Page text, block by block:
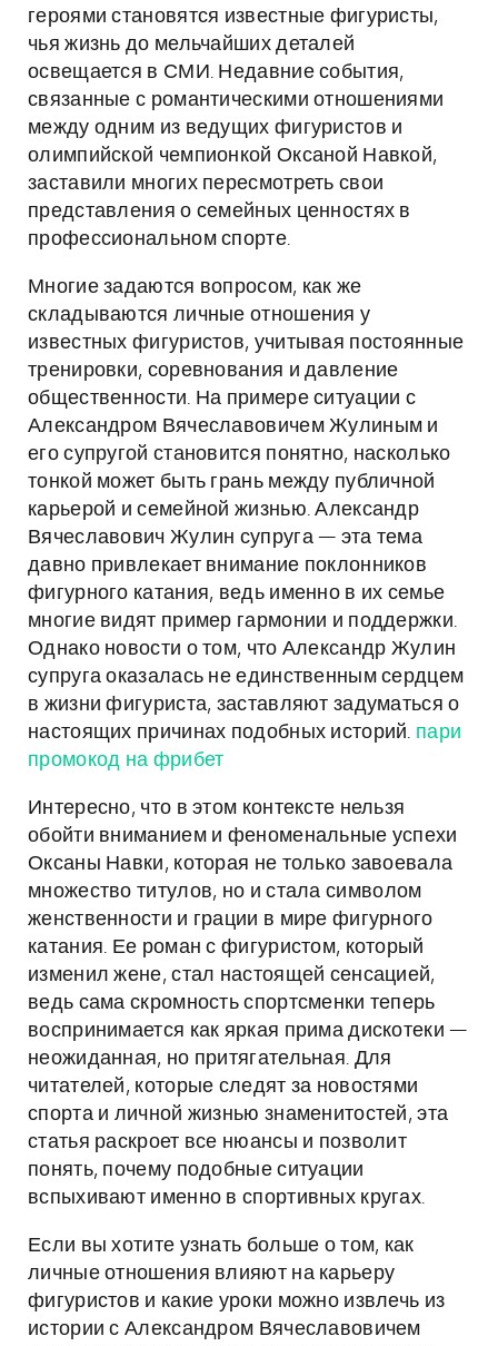
героями становятся известные фигуристы,
чья жизнь до мельчайших деталей
освещается в СМИ. Недавние события,
связанные с романтическими отношениями
между одним из ведущих фигуристов и
олимпийской чемпионкой Оксаной Навкой,
заставили многих пересмотреть свои
представления о семейных ценностях в
профессиональном спорте.
Многие задаются вопросом, как же
складываются личные отношения у
известных фигуристов, учитывая постоянные
тренировки, соревнования и давление
общественности. На примере ситуации с
Александром Вячеславовичем Жулиным и
его супругой становится понятно, насколько
тонкой может быть грань между публичной
карьерой и семейной жизнью. Александр
Вячеславович Жулин супруга — эта тема
давно привлекает внимание поклонников
фигурного катания, ведь именно в их семье
многие видят пример гармонии и поддержки.
Однако новости о том, что Александр Жулин
супруга оказалась не единственным сердцем
в жизни фигуриста, заставляют задуматься о
настоящих причинах подобных историй. пари
промокод на фрибет
Интересно, что в этом контексте нельзя
обойти вниманием и феноменальные успехи
Оксаны Навки, которая не только завоевала
множество титулов, но и стала символом
женственности и грации в мире фигурного
катания. Ее роман с фигуристом, который
изменил жене, стал настоящей сенсацией,
ведь сама скромность спортсменки теперь
воспринимается как яркая прима дискотеки —
неожиданная, но притягательная. Для
читателей, которые следят за новостями
спорта и личной жизнью знаменитостей, эта
статья раскроет все нюансы и позволит
понять, почему подобные ситуации
вспыхивают именно в спортивных кругах.
Если вы хотите узнать больше о том, как
личные отношения влияют на карьеру
фигуристов и какие уроки можно извлечь из
истории с Александром Вячеславовичем